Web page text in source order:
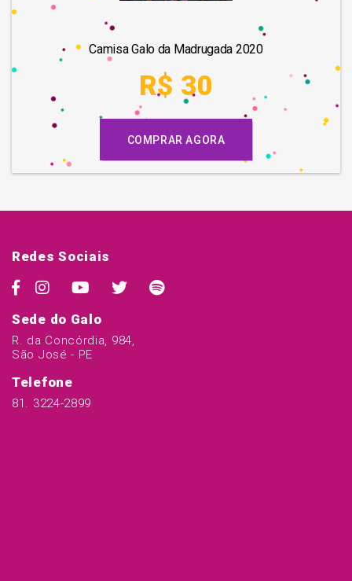
Camisa Galo da Madrugada 2020
R$ 30
COMPRAR AGORA
Redes Sociais
Sede do Galo
R. da Concórdia, 984,
São José - PE
Telefone
81. 3224-2899